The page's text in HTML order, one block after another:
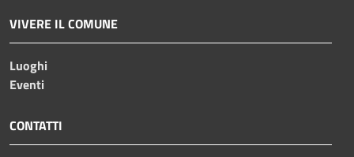
VIVERE IL COMUNE
Luoghi
Eventi
CONTATTI